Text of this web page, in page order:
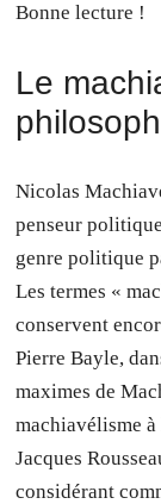
Bonne lecture !
Le
Nicolas
penseur
genre politique
Les termes «
conservent
Pierre Bayle,
maximes de
machiavélisme
Jacques
considérant